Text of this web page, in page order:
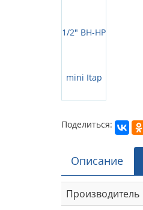
Поделиться:
Описание
Производитель